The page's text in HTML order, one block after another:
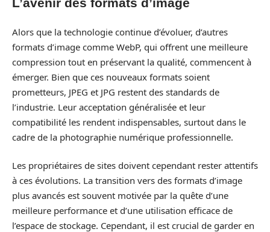
Alors que la technologie continue d’évoluer, d’autres
formats d’image comme WebP, qui offrent une meilleure
compression tout en préservant la qualité, commencent à
émerger. Bien que ces nouveaux formats soient
prometteurs, JPEG et JPG restent des standards de
l’industrie. Leur acceptation généralisée et leur
compatibilité les rendent indispensables, surtout dans le
cadre de la photographie numérique professionnelle.
Les propriétaires de sites doivent cependant rester attentifs
à ces évolutions. La transition vers des formats d’image
plus avancés est souvent motivée par la quête d’une
meilleure performance et d’une utilisation efficace de
l’espace de stockage. Cependant, il est crucial de garder en